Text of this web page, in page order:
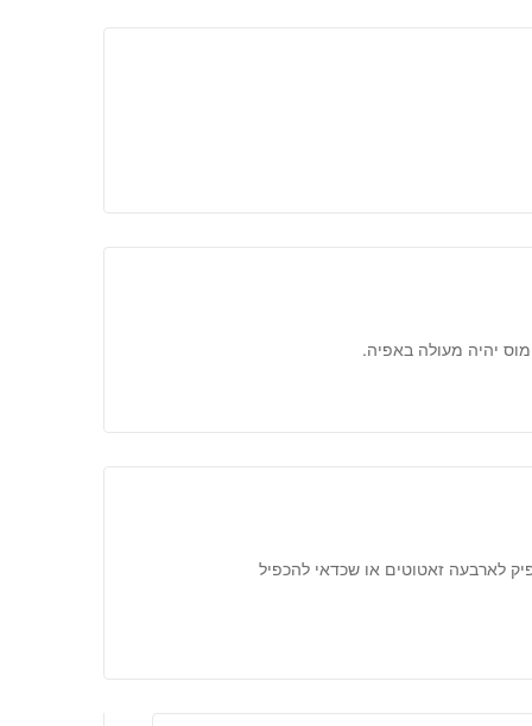
יהיה מעולה באפיה.
לארבעה זאטוטים או שכדאי להכפיל